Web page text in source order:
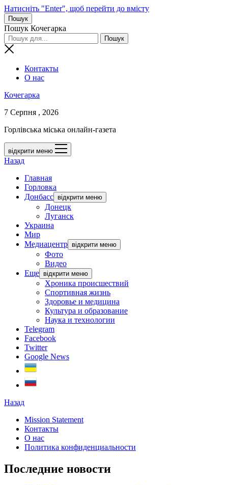
Натисніть "Enter", щоб перейти до вмісту
Пошук
Пошук Кочегарка
Контакты
О нас
Кочегарка
7 Серпня , 2026
Горлівська міська онлайн-газета
відкрити меню
Назад
Главная
Горловка
Донбасс відкрити меню
Донецк
Луганск
Украина
Мир
Медиацентр відкрити меню
Фото
Видео
Еще відкрити меню
Хроника происшествий
Спортивная жизнь
Здоровье и медицина
Культура и образование
Наука и технологии
Telegram
Facebook
Twitter
Google News
Назад
Mission Statement
Контакты
О нас
Политика конфиденциальности
Последние новости